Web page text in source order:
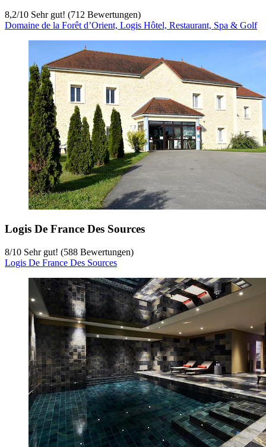
8,2/10 Sehr gut! (712 Bewertungen)
Domaine de la Forêt d’Orient, Logis Hôtel, Restaurant, Spa & Golf
Logis De France Des Sources
8/10 Sehr gut! (588 Bewertungen)
Logis De France Des Sources